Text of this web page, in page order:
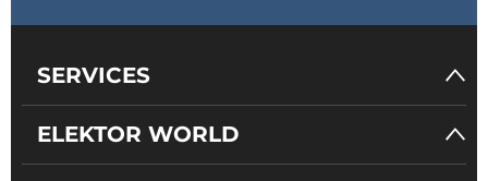
SERVICES
ELEKTOR WORLD